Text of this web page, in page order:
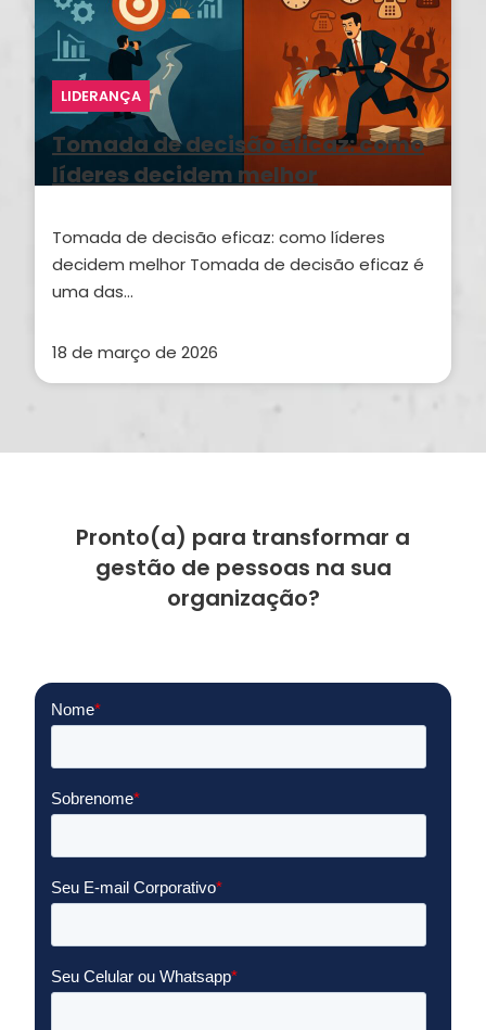
LIDERANÇA
Tomada de decisão eficaz: como
líderes decidem melhor
Tomada de decisão eficaz: como líderes
decidem melhor Tomada de decisão eficaz é
uma das…
18 de março de 2026
Pronto(a) para transformar a
gestão de pessoas na sua
organização?